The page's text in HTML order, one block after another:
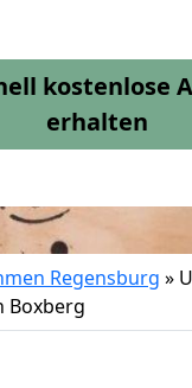
kostenlose
erhalten
Regensburg »
Boxberg